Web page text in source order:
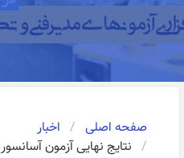
صفحه اصلی
اخبار
نتایج نهایی آزمون آسانسور 18 مهر 1402